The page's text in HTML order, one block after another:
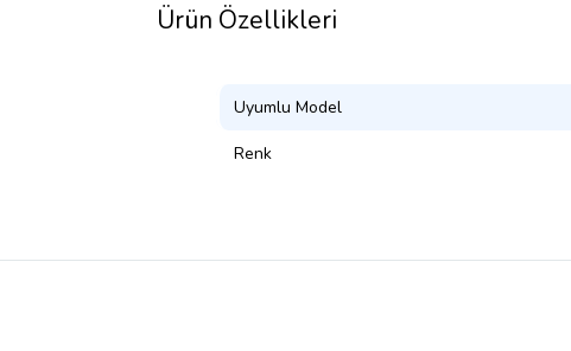
Ürün Özellikleri
Uyumlu Model
Renk